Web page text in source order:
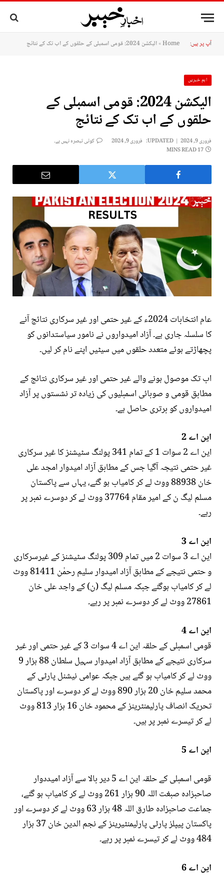
آپ پر ہیں: Home
»الیکشن 2024: قومی اسمبلی کے حلقوں کے اب تک کے نتائج
اہم خبریں
الیکشن 2024: قومی اسمبلی کے
حلقوں کے اب تک کے نتائج
فروری 9, 2024 UPDATED: فروری 9, 2024
کوئی تبصرہ نہیں ہے۔
17 MINS READ
عام انتخابات 2024ء کے غیر حتمی اور غیر سرکاری نتائج آنے
کا سلسلہ جاری ہے۔ آزاد امیدواروں نے نامور سیاستدانوں کو
پچھاڑتے ہوئے متعدد حلقوں میں سیٹیں اپنے نام کر لیں۔
اب تک موصول ہونے والے غیر حتمی اور غیر سرکاری نتائج کے
مطابق قومی و صوبائی اسمبلیوں کی زیادہ تر نشستوں پر آزاد
امیدواروں کو برتری حاصل ہے۔
این اے 2
این اے 2 سوات 1 کے تمام 341 پولنگ سٹیشنز کا غیر سرکاری
غیر حتمی نتیجہ آگیا جس کے مطابق آزاد امیدوار امجد علی
خان 88938 ووٹ لے کر کامیاب ہو گئے، یہاں سے پاکستان
مسلم ليگ ن کے امیر مقام 37764 ووٹ لے کر دوسرے نمبر پر
رہے۔
این اے 3
این اے 3 سوات 2 میں تمام 309 پولنگ سٹیشنز کے غیرسرکاری
و حتمی نتیجے کے مطابق آزاد امیدوار سلیم رحمٰن 81411 ووٹ
لے کر کامیاب ہوگئے جبکہ مسلم لیگ (ن) کے واجد علی خان
27861 ووٹ لے کر دوسرے نمبر پر رہے۔
این اے 4
قومی اسمبلی کے حلقہ این اے 4 سوات 3 کے غیر حتمی اور غیر
سرکاری نتیجے کے مطابق آزاد امیدوار سہیل سلطان 88 ہزار 9
ووٹ لے کر کامیاب ہو گئے ہیں جبکہ عوامی نیشنل پارٹی کے
محمد سلیم خان 20 ہزار 890 ووٹ لے کر دوسرے اور پاکستان
تحریک انصاف پارلیمنٹرینز کے محمود خان 16 ہزار 813 ووٹ
لے کر تیسرے نمبر پر ہیں۔
این اے 5
قومی اسمبلی کے حلقہ این اے 5 دیر بالا سے آزاد امیددوار
صاحبزادہ صبغت اللہ 90 ہزار 261 ووٹ لے کر کامیاب ہو گئے،
جماعت صاحبزادہ طارق اللہ 48 ہزار 63 ووٹ لے کر دوسرے اور
پاکستان پیپلز پارٹی پارلیمنٹیرینز کے نجم الدین خان 37 ہزار
484 ووٹ لے کر تیسرے نمبر پر رہے۔
این اے 6